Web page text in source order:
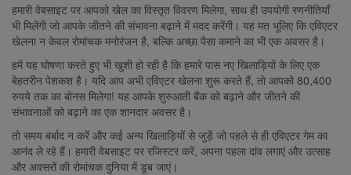
हमारी वेबसाइट पर आपको खेल का विस्तृत विवरण मिलेगा, साथ ही उपयोगी रणनीतियाँ
भी मिलेंगी जो आपके जीतने की संभावना बढ़ाने में मदद करेंगी। यह मत भूलिए कि एविएटर
खेलना न केवल रोमांचक मनोरंजन है, बल्कि अच्छा पैसा कमाने का भी एक अवसर है।
हमें यह घोषणा करते हुए भी खुशी हो रही है कि हमारे पास नए खिलाड़ियों के लिए एक
बेहतरीन पेशकश है। यदि आप अभी एविएटर खेलना शुरू करते हैं, तो आपको 80,400
रुपये तक का बोनस मिलेगा! यह आपके शुरुआती बैंक को बढ़ाने और जीतने की
संभावनाओं को बढ़ाने का एक शानदार अवसर है।
तो समय बर्बाद न करें और कई अन्य खिलाड़ियों से जुड़ें जो पहले से ही एविएटर गेम का
आनंद ले रहे हैं। हमारी वेबसाइट पर रजिस्टर करें, अपना पहला दांव लगाएं और उत्साह
और अवसरों की रोमांचक दुनिया में डूब जाएं।